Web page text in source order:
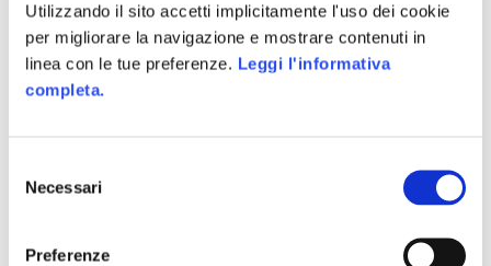
Utilizzando il sito accetti implicitamente l'uso dei cookie
per migliorare la navigazione e mostrare contenuti in
linea con le tue preferenze. Leggi l'informativa
completa.
delNecessari
Preferenze
pellentesque ipsum. Quisque augue
ipsum, vehicula et tellus nec, maximus
viverra metus. Nullam elementum nibh
dui. Duis ultricies mi sed lorem blandit, non
ultricies, turpis a sagittis suscipit, ex odio